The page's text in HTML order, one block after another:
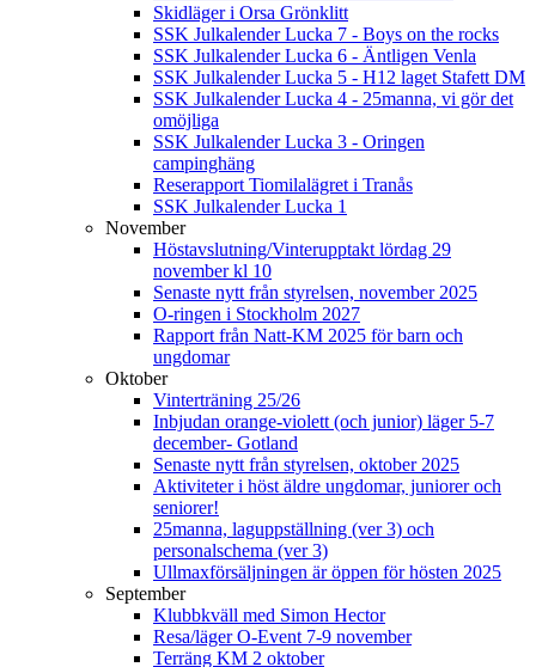
Skidläger i Orsa Grönklitt
SSK Julkalender Lucka 7 - Boys on the rocks
SSK Julkalender Lucka 6 - Äntligen Venla
SSK Julkalender Lucka 5 - H12 laget Stafett DM
SSK Julkalender Lucka 4 - 25manna, vi gör det
omöjliga
SSK Julkalender Lucka 3 - Oringen
campinghäng
Reserapport Tiomilalägret i Tranås
SSK Julkalender Lucka 1
November
Höstavslutning/Vinterupptakt lördag 29
november kl 10
Senaste nytt från styrelsen, november 2025
O-ringen i Stockholm 2027
Rapport från Natt-KM 2025 för barn och
ungdomar
Oktober
Vinterträning 25/26
Inbjudan orange-violett (och junior) läger 5-7
december- Gotland
Senaste nytt från styrelsen, oktober 2025
Aktiviteter i höst äldre ungdomar, juniorer och
seniorer!
25manna, laguppställning (ver 3) och
personalschema (ver 3)
Ullmaxförsäljningen är öppen för hösten 2025
September
Klubbkväll med Simon Hector
Resa/läger O-Event 7-9 november
Terräng KM 2 oktober